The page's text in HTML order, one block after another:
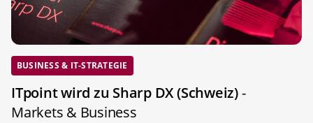
BUSINESS & IT-STRATEGIE
ITpoint wird zu Sharp DX (Schweiz)-
Markets & Business